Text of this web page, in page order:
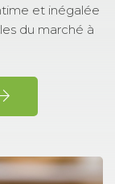
et inégalée
du marché à